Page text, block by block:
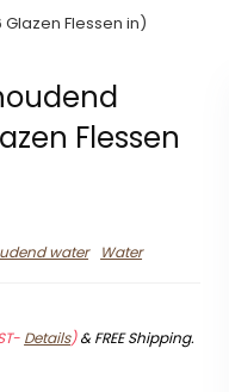
Flessen in)
Flessen
water Water
Details)&FREE Shipping.